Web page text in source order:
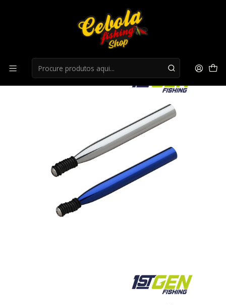
Acessorios anzois
Wacky Tool 1ST GEN Azul 10Pcs 6MM